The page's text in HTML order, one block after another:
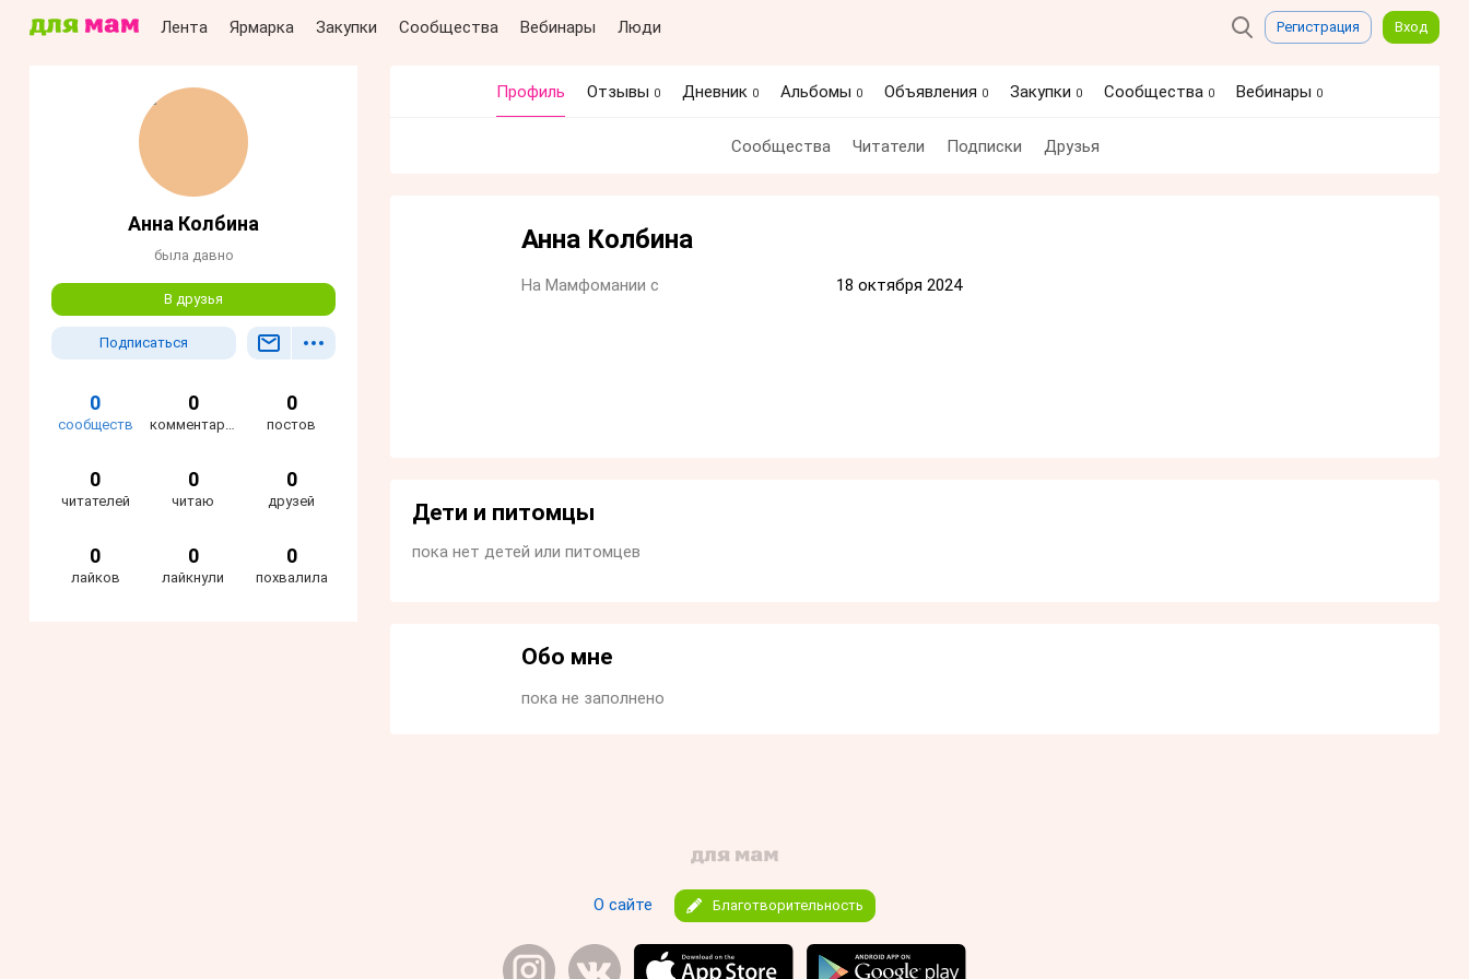
Лента Ярмарка Закупки Сообщества Вебинары Люди Регистрация Вход
Анна Колбина
была давно
В друзья
Подписаться
0
сообществ
0
комментариев
0
постов
0
читателей
0
читаю
0
друзей
0
лайков
0
лайкнули
0
похвалила
Профиль Отзывы 0 Дневник 0 Альбомы 0 Объявления 0 Закупки 0 Сообщества 0 Вебинары 0
Сообщества Читатели Подписки Друзья
Анна Колбина
На Мамфомании с 18 октября 2024
Дети и питомцы
пока нет детей или питомцев
Обо мне
пока не заполнено
О сайте Благотворительность